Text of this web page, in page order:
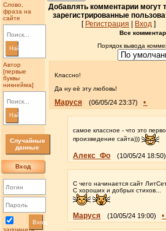
Слово,
фраза на
сайте
Найти
Автор
[первые
буквы
никнейма]
Найти
Случайные
данные
Вход
запомнить
Вход
Добавлять комментарии могут
зарегистрированные
[ Регистрация Вход]
Все
Порядок вывода
Классно!
Да ну её эту любовь!
Маруся (06/05/24 23:37) •
самое классное - что это
произведение сайта)))
Алекс_Фо (10/05/24 18:50)
С чего начинается сайт
С хороших и добрых стихов...
Маруся (10/05/24 19:00) •